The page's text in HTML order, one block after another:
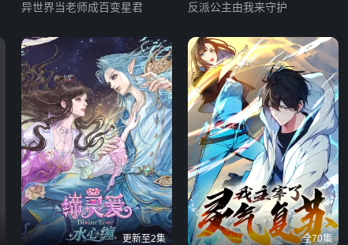
异世界当老师成百变星君
翻车
反派公主由我来守护
更新至2集 全70集